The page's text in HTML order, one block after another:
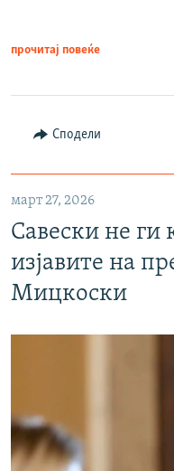
прочитај повеќе
Сподели
март 27, 2026
Савески не ги
изјавите на
Мицкоски